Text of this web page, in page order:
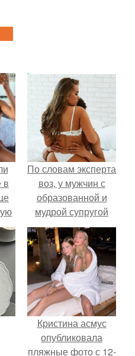
в
По словам эксперта
воз, у мужчин с
образованной и
мудрой супругой
вероятность
скоропостижной
смерти якобы на
46% ниже.
Кристина асмус
опубликовала
пляжные фото с 12-